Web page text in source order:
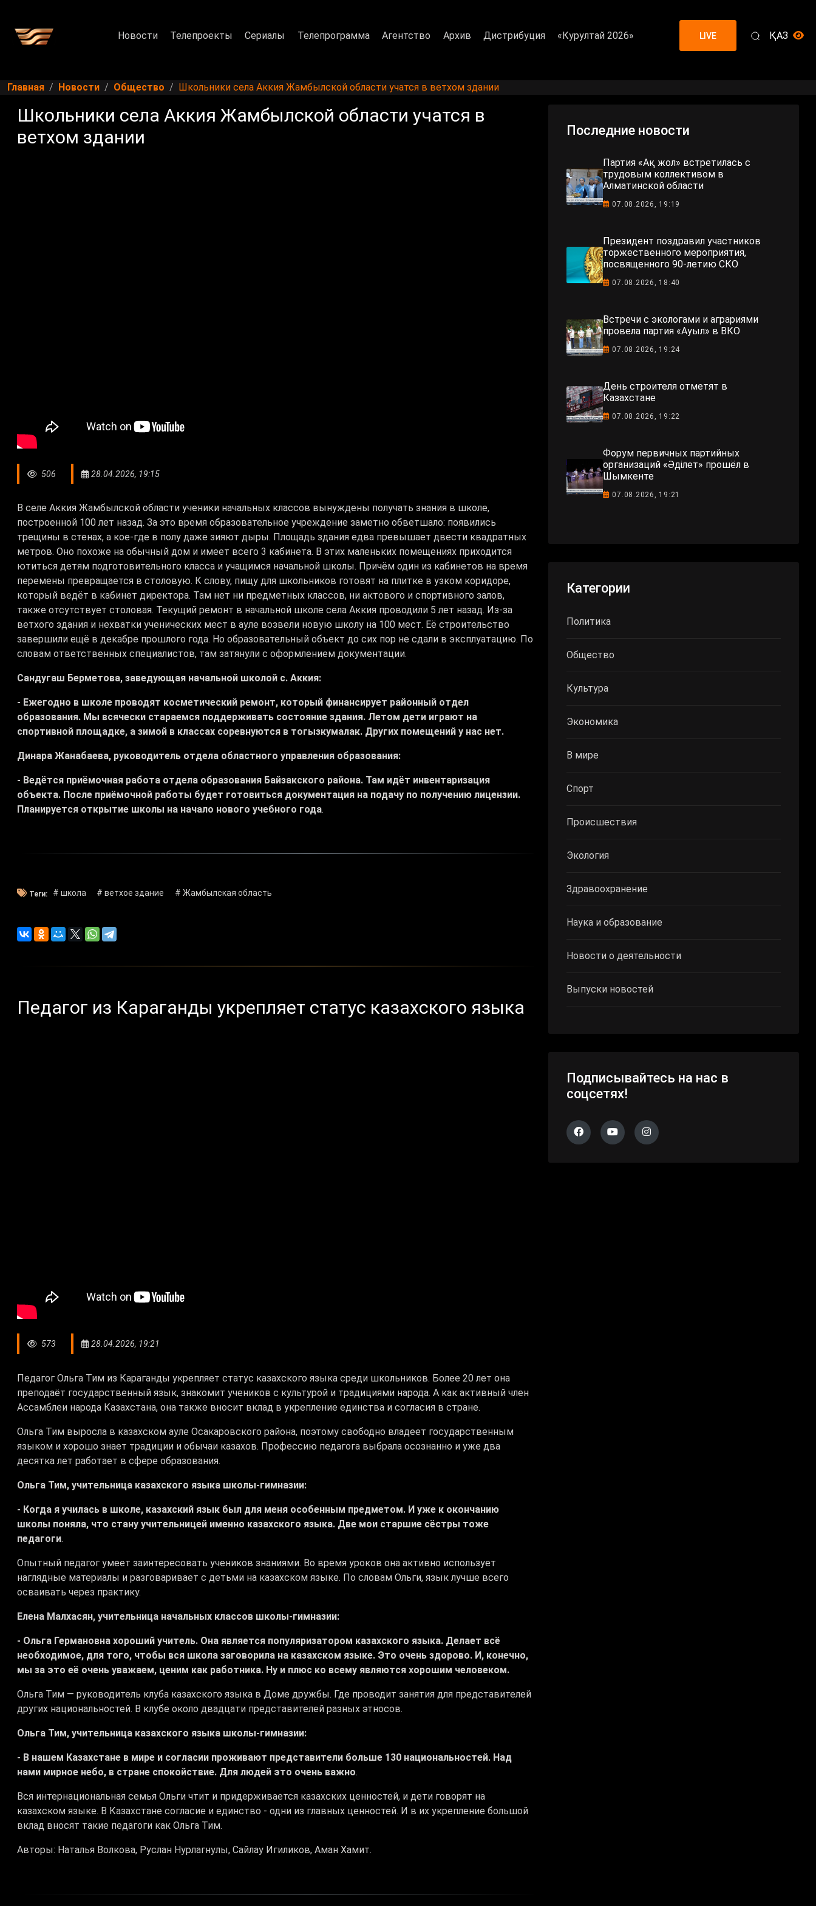
Новости Телепроекты Сериалы Телепрограмма Агентство Архив Дистрибуция «Курултай 2026» LIVE ҚАЗ
Главная Новости Общество Школьники села Аккия Жамбылской области учатся в ветхом здании
Школьники села Аккия Жамбылской области учатся в
ветхом здании
506 28.04.2026, 19:15
В селе Аккия Жамбылской области ученики начальных классов вынуждены получать знания в школе,
построенной 100 лет назад. За это время образовательное учреждение заметно обветшало: появились
трещины в стенах, а кое-где в полу даже зияют дыры. Площадь здания едва превышает двести квадратных
метров. Оно похоже на обычный дом и имеет всего 3 кабинета. В этих маленьких помещениях приходится
ютиться детям подготовительного класса и учащимся начальной школы. Причём один из кабинетов на время
перемены превращается в столовую. К слову, пищу для школьников готовят на плитке в узком коридоре,
который ведёт в кабинет директора. Там нет ни предметных классов, ни актового и спортивного залов,
также отсутствует столовая. Текущий ремонт в начальной школе села Аккия проводили 5 лет назад. Из-за
ветхого здания и нехватки ученических мест в ауле возвели новую школу на 100 мест. Её строительство
завершили ещё в декабре прошлого года. Но образовательный объект до сих пор не сдали в эксплуатацию. По
словам ответственных специалистов, там затянули с оформлением документации.
Сандугаш Берметова, заведующая начальной школой с. Аккия:
- Ежегодно в школе проводят косметический ремонт, который финансирует районный отдел
образования. Мы всячески стараемся поддерживать состояние здания. Летом дети играют на
спортивной площадке, а зимой в классах соревнуются в тогызкумалак. Других помещений у нас нет.
Динара Жанабаева, руководитель отдела областного управления образования:
- Ведётся приёмочная работа отдела образования Байзакского района. Там идёт инвентаризация
объекта. После приёмочной работы будет готовиться документация на подачу по получению лицензии.
Планируется открытие школы на начало нового учебного года.
Теги: # школа # ветхое здание # Жамбылская область
Педагог из Караганды укрепляет статус казахского языка
573 28.04.2026, 19:21
Педагог Ольга Тим из Караганды укрепляет статус казахского языка среди школьников. Более 20 лет она
преподаёт государственный язык, знакомит учеников с культурой и традициями народа. А как активный член
Ассамблеи народа Казахстана, она также вносит вклад в укрепление единства и согласия в стране.
Ольга Тим выросла в казахском ауле Осакаровского района, поэтому свободно владеет государственным
языком и хорошо знает традиции и обычаи казахов. Профессию педагога выбрала осознанно и уже два
десятка лет работает в сфере образования.
Ольга Тим, учительница казахского языка школы-гимназии:
- Когда я училась в школе, казахский язык был для меня особенным предметом. И уже к окончанию
школы поняла, что стану учительницей именно казахского языка. Две мои старшие сёстры тоже
педагоги.
Опытный педагог умеет заинтересовать учеников знаниями. Во время уроков она активно использует
наглядные материалы и разговаривает с детьми на казахском языке. По словам Ольги, язык лучше всего
осваивать через практику.
Елена Малхасян, учительница начальных классов школы-гимназии:
- Ольга Германовна хороший учитель. Она является популяризатором казахского языка. Делает всё
необходимое, для того, чтобы вся школа заговорила на казахском языке. Это очень здорово. И, конечно,
мы за это её очень уважаем, ценим как работника. Ну и плюс ко всему являются хорошим человеком.
Ольга Тим — руководитель клуба казахского языка в Доме дружбы. Где проводит занятия для представителей
других национальностей. В клубе около двадцати представителей разных этносов.
Ольга Тим, учительница казахского языка школы-гимназии:
- В нашем Казахстане в мире и согласии проживают представители больше 130 национальностей. Над
нами мирное небо, в стране спокойствие. Для людей это очень важно.
Вся интернациональная семья Ольги чтит и придерживается казахских ценностей, и дети говорят на
казахском языке. В Казахстане согласие и единство - одни из главных ценностей. И в их укрепление большой
вклад вносят такие педагоги как Ольга Тим.
Авторы: Наталья Волкова, Руслан Нурлагнулы, Сайлау Игиликов, Аман Хамит.
Последние новости
Партия «Ақ жол» встретилась с
трудовым коллективом в
Алматинской области
07.08.2026, 19:19
Президент поздравил участников
торжественного мероприятия,
посвященного 90-летию СКО
07.08.2026, 18:40
Встречи с экологами и аграриями
провела партия «Ауыл» в ВКО
07.08.2026, 19:24
День строителя отметят в
Казахстане
07.08.2026, 19:22
Форум первичных партийных
организаций «Әділет» прошёл в
Шымкенте
07.08.2026, 19:21
Категории
Политика
Общество
Культура
Экономика
В мире
Спорт
Происшествия
Экология
Здравоохранение
Наука и образование
Новости о деятельности
Выпуски новостей
Подписывайтесь на нас в
соцсетях!